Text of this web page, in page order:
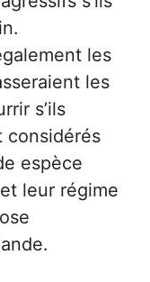
les
les
s’ils
considérés
espèce
leur régime